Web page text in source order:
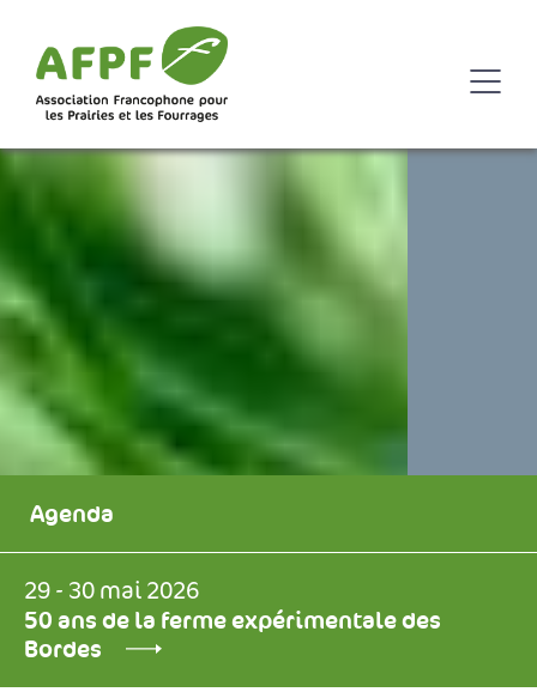
Agenda
29 - 30 mai 2026
50 ans de la ferme expérimentale des
Bordes